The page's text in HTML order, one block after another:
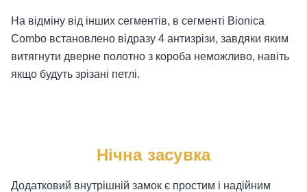
На відміну від інших сегментів, в сегменті Bionica
Combo встановлено відразу 4 антизрізи, завдяки яким
витягнути дверне полотно з короба неможливо, навіть
якщо будуть зрізані петлі.
Нічна засувка
Додатковий внутрішній замок є простим і надійним